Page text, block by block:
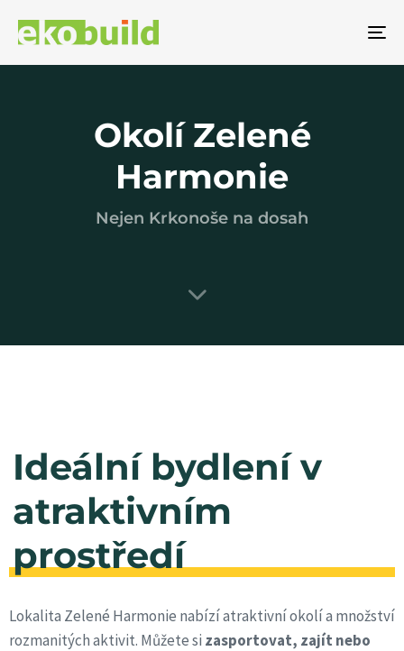
Okolí Zelené
Harmonie
Nejen Krkonoše na dosah
Ideální bydlení v
atraktivním
prostředí
Lokalita Zelené Harmonie nabízí atraktivní okolí a množství
rozmanitých aktivit. Můžete si zasportovat, zajít nebo